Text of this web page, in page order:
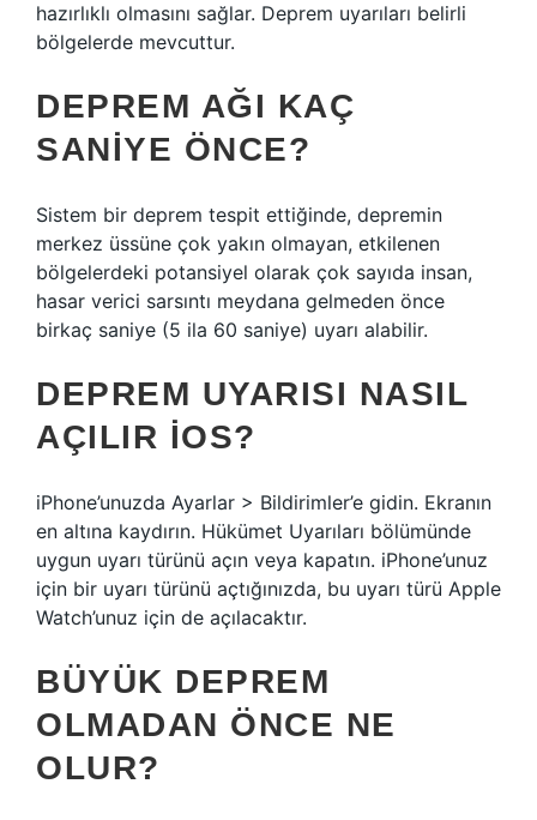
hazırlıklı olmasını sağlar. Deprem uyarıları belirli
bölgelerde mevcuttur.
DEPREM AĞI KAÇ
SANIYE ÖNCE?
Sistem bir deprem tespit ettiğinde, depremin
merkez üssüne çok yakın olmayan, etkilenen
bölgelerdeki potansiyel olarak çok sayıda insan,
hasar verici sarsıntı meydana gelmeden önce
birkaç saniye (5 ila 60 saniye) uyarı alabilir.
DEPREM UYARISI NASIL
AÇILIR IOS?
iPhone’unuzda Ayarlar > Bildirimler’e gidin. Ekranın
en altına kaydırın. Hükümet Uyarıları bölümünde
uygun uyarı türünü açın veya kapatın. iPhone’unuz
için bir uyarı türünü açtığınızda, bu uyarı türü Apple
Watch’unuz için de açılacaktır.
BÜYÜK DEPREM
OLMADAN ÖNCE NE
OLUR?